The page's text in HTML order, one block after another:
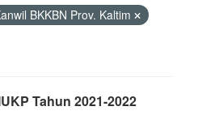
BKKBN Prov. Kaltim
Tahun 2021-2022